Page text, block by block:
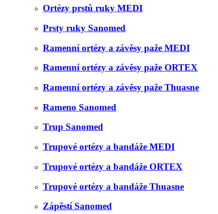
Ortézy prstů ruky MEDI
Prsty ruky Sanomed
Ramenní ortézy a závěsy paže MEDI
Ramenní ortézy a závěsy paže ORTEX
Ramenní ortézy a závěsy paže Thuasne
Rameno Sanomed
Trup Sanomed
Trupové ortézy a bandáže MEDI
Trupové ortézy a bandáže ORTEX
Trupové ortézy a bandáže Thuasne
Zápěstí Sanomed